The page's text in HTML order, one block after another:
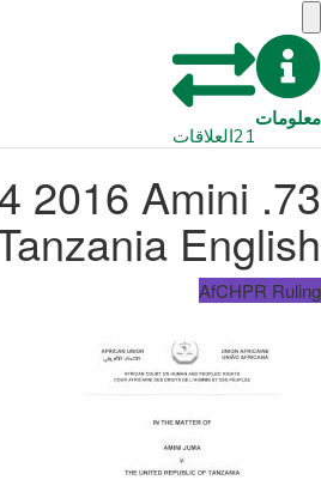
معلومات
21العلاقات
2016 Amini
English
AfCHPR Ruling